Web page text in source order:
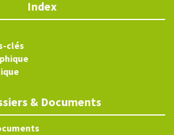
Index
clés
& Documents